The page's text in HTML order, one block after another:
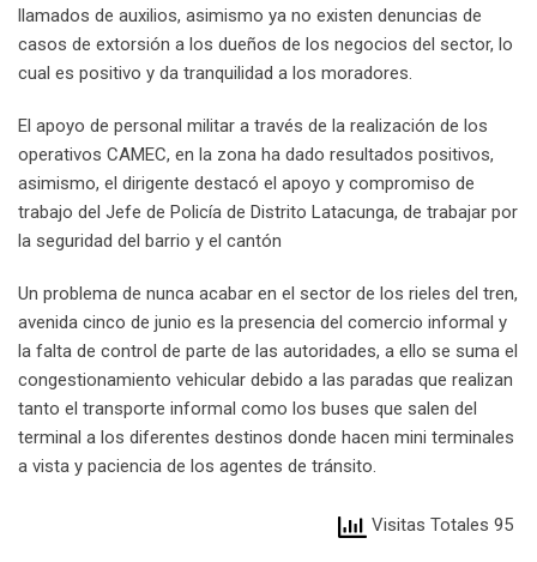
llamados de auxilios, asimismo ya no existen denuncias de
casos de extorsión a los dueños de los negocios del sector, lo
cual es positivo y da tranquilidad a los moradores.
El apoyo de personal militar a través de la realización de los
operativos CAMEC, en la zona ha dado resultados positivos,
asimismo, el dirigente destacó el apoyo y compromiso de
trabajo del Jefe de Policía de Distrito Latacunga, de trabajar por
la seguridad del barrio y el cantón
Un problema de nunca acabar en el sector de los rieles del tren,
avenida cinco de junio es la presencia del comercio informal y
la falta de control de parte de las autoridades, a ello se suma el
congestionamiento vehicular debido a las paradas que realizan
tanto el transporte informal como los buses que salen del
terminal a los diferentes destinos donde hacen mini terminales
a vista y paciencia de los agentes de tránsito.
Visitas Totales 95